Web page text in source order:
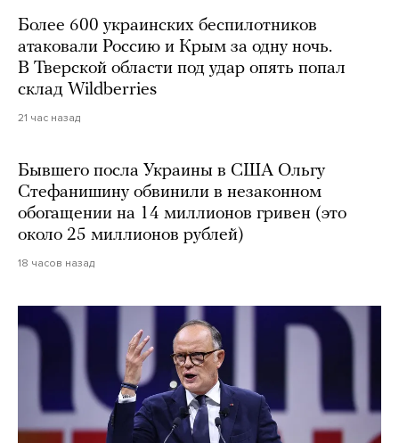
Более 600 украинских беспилотников
атаковали Россию и Крым за одну ночь.
В Тверской области под удар опять попал
склад Wildberries
21 час назад
Бывшего посла Украины в США Ольгу
Стефанишину обвинили в незаконном
обогащении на 14 миллионов гривен (это
около 25 миллионов рублей)
18 часов назад